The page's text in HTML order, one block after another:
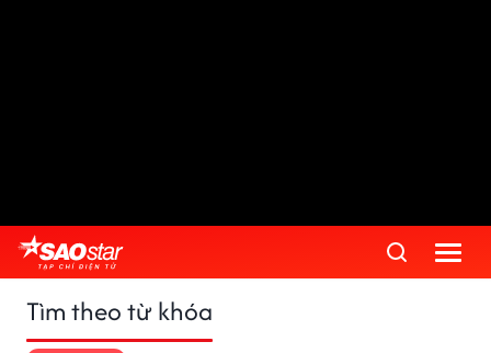
Tìm theo từ khóa